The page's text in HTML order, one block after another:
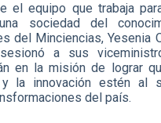
el equipo que trabaja
sociedad del
del Minciencias, Yesenia
a sus
en la misión de lograr
y la innovación estén al
del país.